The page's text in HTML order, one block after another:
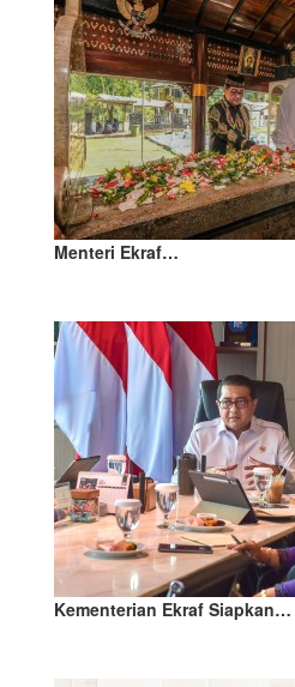
Menteri Ekraf…
Kementerian Ekraf Siapkan…